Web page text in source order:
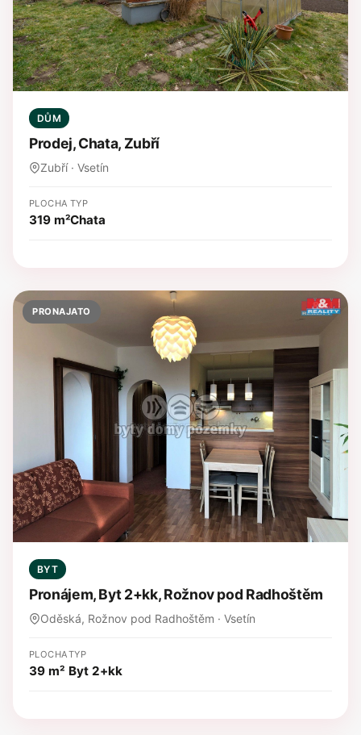
DŮM
Prodej, Chata, Zubří
Zubří · Vsetín
PLOCHA
319 m²
TYP
Chata
PRONAJATO
BYT
Pronájem, Byt 2+kk, Rožnov pod Radhoštěm
Oděská, Rožnov pod Radhoštěm · Vsetín
PLOCHA
39 m²
TYP
Byt 2+kk